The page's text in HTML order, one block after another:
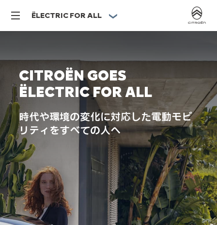
ËLECTRIC FOR ALL
CITROËN GOES
ËLECTRIC FOR ALL
時代や環境の変化に対応した電動モビ
リティをすべての人へ